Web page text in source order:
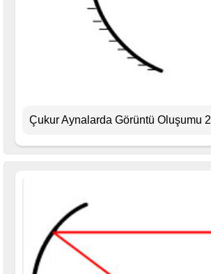
Çukur Aynalarda Görüntü Oluşumu 2